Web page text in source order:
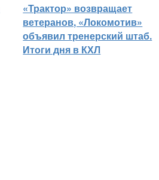
«Трактор» возвращает
ветеранов, «Локомотив»
объявил тренерский штаб.
Итоги дня в КХЛ